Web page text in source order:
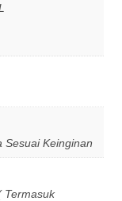
Sesuai Keinginan
Termasuk